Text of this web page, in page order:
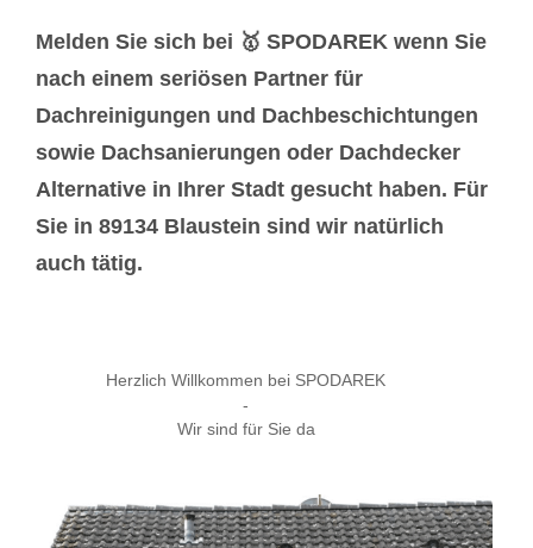
Melden Sie sich bei 🥇 SPODAREK wenn Sie
nach einem seriösen Partner für
Dachreinigungen und Dachbeschichtungen
sowie Dachsanierungen oder Dachdecker
Alternative in Ihrer Stadt gesucht haben. Für
Sie in 89134 Blaustein sind wir natürlich
auch tätig.
Herzlich Willkommen bei SPODAREK
-
Wir sind für Sie da